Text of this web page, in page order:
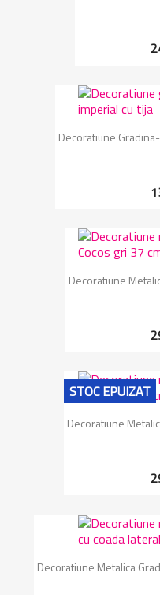
Decoratiune
Decoratiune
Decoratiune
STOC EPUIZAT
Decoratiune Metalica